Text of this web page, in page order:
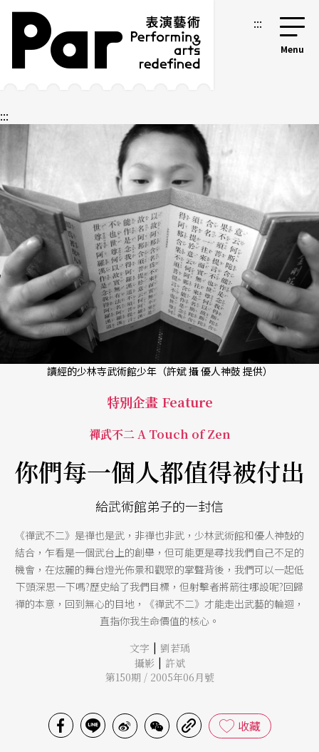
跳到主要內容區塊
網站導覽 :::
:::
讀經的少林寺武術館少年（許斌 攝 優人神鼓 提供）
特別企畫 Feature
禪武不二 A Touch of Zen
你們每一個人都值得被付出
給武術館弟子的一封信
《禪武不二》是禪也是武，非禪也非武，少林武術館和優人神鼓的
結合，乍看是一個武台上的創舉，但可能更是尋找我們自己不足的
機會，在炫麗的舞台燈光佈景和觀眾的掌聲背後，我們可以一起低
下頭深思一下嗎?歷史給了我們目標，但射擊者將箭往哪設呢?回歸
禪的本意，回到無心的目地，《禪武不二》才能走出武藝的輪迴，
直指你我生命價值的核心。
文字 | 劉若瑀
攝影 | 許斌
第150期 / 2005年06月號
收藏